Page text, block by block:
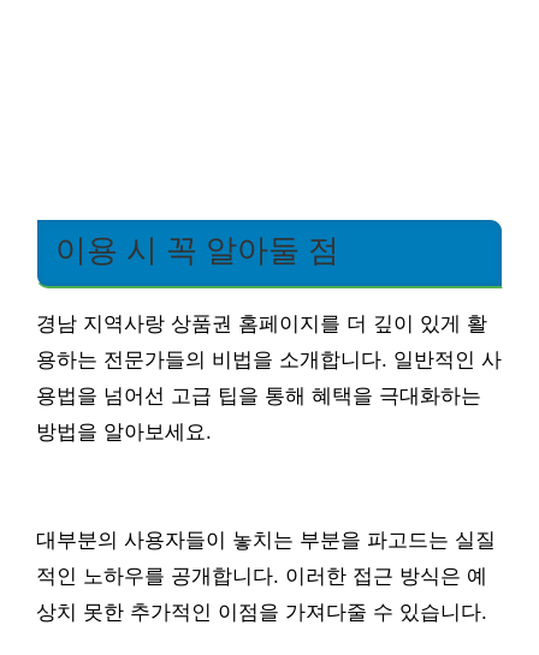
이용 시 꼭 알아둘 점
경남 지역사랑 상품권 홈페이지를 더 깊이 있게 활
용하는 전문가들의 비법을 소개합니다. 일반적인 사
용법을 넘어선 고급 팁을 통해 혜택을 극대화하는
방법을 알아보세요.
대부분의 사용자들이 놓치는 부분을 파고드는 실질
적인 노하우를 공개합니다. 이러한 접근 방식은 예
상치 못한 추가적인 이점을 가져다줄 수 있습니다.